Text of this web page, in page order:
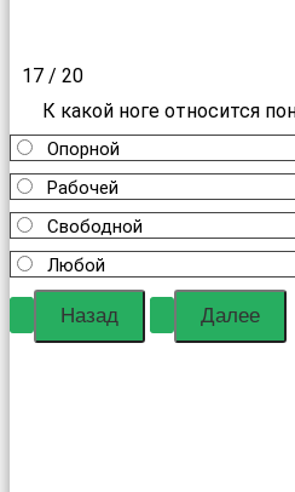
17 / 20
К какой ноге относится
Опорной
Рабочей
Свободной
Любой